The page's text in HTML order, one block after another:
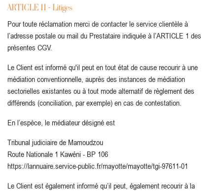
ARTICLE 11 - Litiges
Pour toute réclamation merci de contacter le service clientèle à
l’adresse postale ou mail du Prestataire indiquée à l’ARTICLE 1 des
présentes CGV.
Le Client est informé qu'il peut en tout état de cause recourir à une
médiation conventionnelle, auprès des instances de médiation
sectorielles existantes ou à tout mode alternatif de règlement des
différends (conciliation, par exemple) en cas de contestation.
En l’espèce, le médiateur désigné est
Tribunal judiciaire de Mamoudzou
Route Nationale 1 Kawéni - BP 106
https://lannuaire.service-public.fr/mayotte/mayotte/tgi-97611-01
Le Client est également informé qu’il peut, également recourir à la